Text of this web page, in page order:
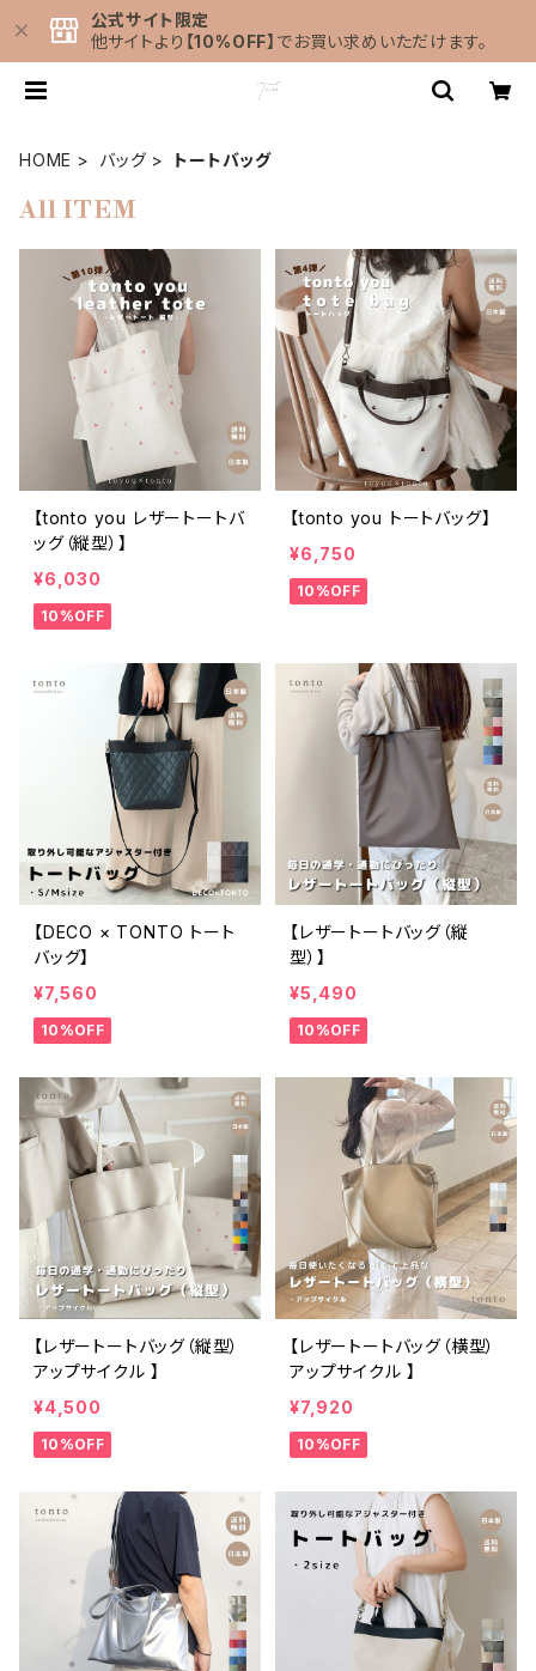
公式サイト限定
他サイトより 【10%OFF】 でお買い求めいただけます。
HOME バッグ トートバッグ
All ITEM
【tonto you レザートートバ
ッグ（縦型）】
¥6,030
10%OFF
【tonto you トートバッグ】
¥6,750
10%OFF
【DECO × TONTO トート
バッグ】
¥7,560
10%OFF
【レザートートバッグ（縦
型）】
¥5,490
10%OFF
【レザートートバッグ（縦型）
アップサイクル 】
¥4,500
10%OFF
【レザートートバッグ（横型）
アップサイクル 】
¥7,920
10%OFF